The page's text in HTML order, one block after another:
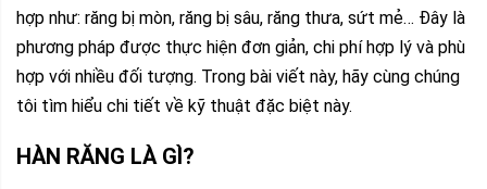
hợp như: răng bị mòn, răng bị sâu, răng thưa, sứt mẻ… Đây là
phương pháp được thực hiện đơn giản, chi phí hợp lý và phù
hợp với nhiều đối tượng. Trong bài viết này, hãy cùng chúng
tôi tìm hiểu chi tiết về kỹ thuật đặc biệt này.
HÀN RĂNG LÀ GÌ?